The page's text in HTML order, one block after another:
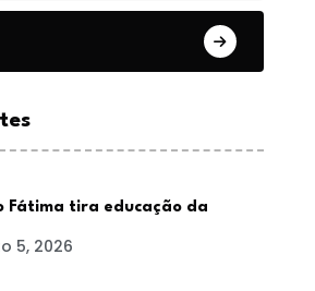
Fátima tira educação da
5, 2026